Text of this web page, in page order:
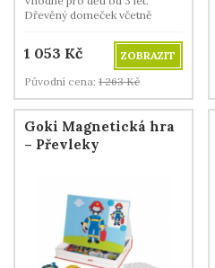
Dřevěný domeček včetně
1 053 Kč
ZOBRAZIT
Původní cena: 1 263 Kč
Goki Magnetická hra
– Převleky